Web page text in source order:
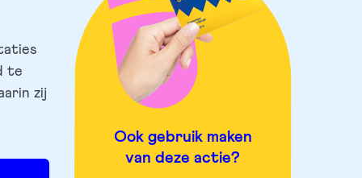
te
zij
Ook gebruik maken
van deze actie?